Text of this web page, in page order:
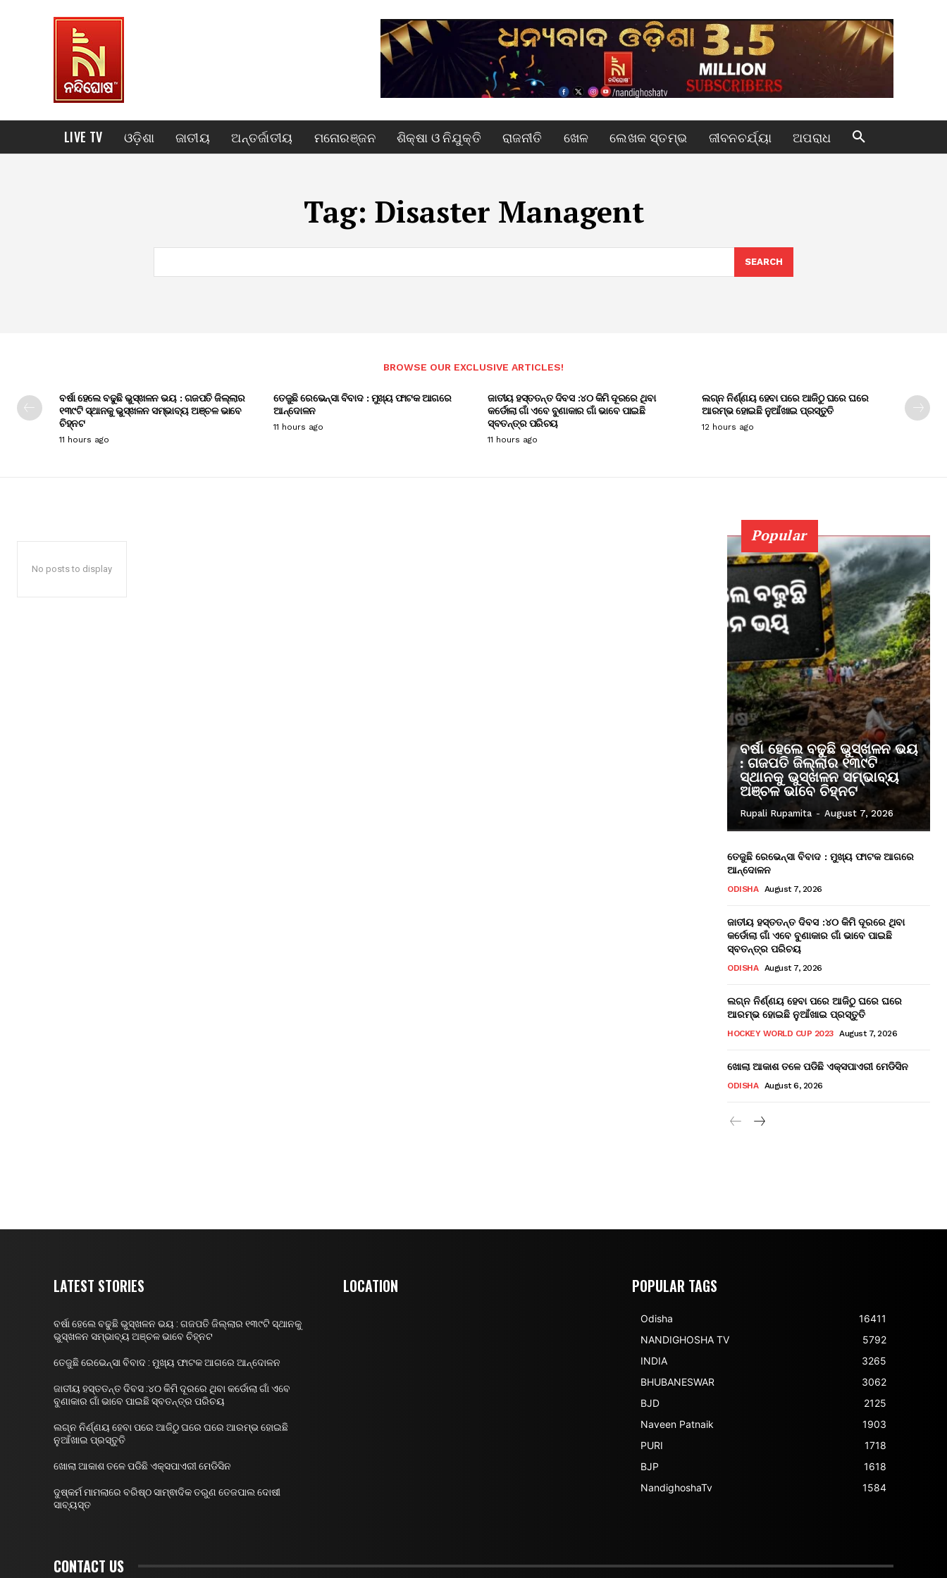
LIVE TV ଓଡ଼ିଶା ଜାତୀୟ ଅନ୍ତର୍ଜାତୀୟ ମନୋରଞ୍ଜନ ଶିକ୍ଷା ଓ ନିଯୁକ୍ତି ରାଜନୀତି ଖେଳ ଲେଖକ ସ୍ତମ୍ଭ ଜୀବନଚର୍ଯ୍ୟା ଅପରାଧ
Tag: Disaster Managent
SEARCH
BROWSE OUR EXCLUSIVE ARTICLES!
ବର୍ଷା ହେଲେ ବଢୁଛି ଭୁସ୍ଖଳନ ଭୟ : ଗଜପତି ଜିଲ୍ଲାର
୧୩୯ଟି ସ୍ଥାନକୁ ଭୁସ୍ଖଳନ ସମ୍ଭାବ୍ୟ ଅଞ୍ଚଳ ଭାବେ
ଚିହ୍ନଟ
11 hours ago
ତେଜୁଛି ରେଭେନ୍ସା ବିବାଦ : ମୁଖ୍ୟ ଫାଟକ ଆଗରେ
ଆନ୍ଦୋଳନ
11 hours ago
ଜାତୀୟ ହସ୍ତତନ୍ତ ଦିବସ :୪୦ କିମି ଦୂରରେ ଥିବା
କର୍ଡୋଲା ଗାଁ ଏବେ ବୁଣାକାର ଗାଁ ଭାବେ ପାଇଛି
ସ୍ବତନ୍ତ୍ର ପରିଚୟ
11 hours ago
ଲଗ୍ନ ନିର୍ଣ୍ଣୟ ହେବା ପରେ ଆଜିଠୁ ଘରେ ଘରେ
ଆରମ୍ଭ ହୋଇଛି ନୁଆଁଖାଇ ପ୍ରସ୍ତୁତି
12 hours ago
No posts to display
Popular
ବର୍ଷା ହେଲେ ବଢୁଛି ଭୁସ୍ଖଳନ ଭୟ
: ଗଜପତି ଜିଲ୍ଲାର ୧୩୯ଟି
ସ୍ଥାନକୁ ଭୁସ୍ଖଳନ ସମ୍ଭାବ୍ୟ
ଅଞ୍ଚଳ ଭାବେ ଚିହ୍ନଟ
Rupali Rupamita - August 7, 2026
ତେଜୁଛି ରେଭେନ୍ସା ବିବାଦ : ମୁଖ୍ୟ ଫାଟକ ଆଗରେ
ଆନ୍ଦୋଳନ
ODISHA August 7, 2026
ଜାତୀୟ ହସ୍ତତନ୍ତ ଦିବସ :୪୦ କିମି ଦୂରରେ ଥିବା
କର୍ଡୋଲା ଗାଁ ଏବେ ବୁଣାକାର ଗାଁ ଭାବେ ପାଇଛି
ସ୍ବତନ୍ତ୍ର ପରିଚୟ
ODISHA August 7, 2026
ଲଗ୍ନ ନିର୍ଣ୍ଣୟ ହେବା ପରେ ଆଜିଠୁ ଘରେ ଘରେ
ଆରମ୍ଭ ହୋଇଛି ନୁଆଁଖାଇ ପ୍ରସ୍ତୁତି
HOCKEY WORLD CUP 2023 August 7, 2026
ଖୋଲା ଆକାଶ ତଳେ ପଡିଛି ଏକ୍ସପାଏରୀ ମେଡିସିନ
ODISHA August 6, 2026
LATEST STORIES
ବର୍ଷା ହେଲେ ବଢୁଛି ଭୁସ୍ଖଳନ ଭୟ : ଗଜପତି ଜିଲ୍ଲାର ୧୩୯ଟି ସ୍ଥାନକୁ
ଭୁସ୍ଖଳନ ସମ୍ଭାବ୍ୟ ଅଞ୍ଚଳ ଭାବେ ଚିହ୍ନଟ
ତେଜୁଛି ରେଭେନ୍ସା ବିବାଦ : ମୁଖ୍ୟ ଫାଟକ ଆଗରେ ଆନ୍ଦୋଳନ
ଜାତୀୟ ହସ୍ତତନ୍ତ ଦିବସ :୪୦ କିମି ଦୂରରେ ଥିବା କର୍ଡୋଲା ଗାଁ ଏବେ
ବୁଣାକାର ଗାଁ ଭାବେ ପାଇଛି ସ୍ବତନ୍ତ୍ର ପରିଚୟ
ଲଗ୍ନ ନିର୍ଣ୍ଣୟ ହେବା ପରେ ଆଜିଠୁ ଘରେ ଘରେ ଆରମ୍ଭ ହୋଇଛି
ନୁଆଁଖାଇ ପ୍ରସ୍ତୁତି
ଖୋଲା ଆକାଶ ତଳେ ପଡିଛି ଏକ୍ସପାଏରୀ ମେଡିସିନ
ଦୁଷ୍କର୍ମ ମାମଲାରେ ବରିଷ୍ଠ ସାମ୍ଵାଦିକ ତରୁଣ ତେଜପାଲ ଦୋଷୀ
ସାବ୍ୟସ୍ତ
LOCATION POPULAR TAGS
Odisha
16411
NANDIGHOSHA TV
5792
INDIA
3265
BHUBANESWAR
3062
BJD
2125
Naveen Patnaik
1903
PURI
1718
BJP
1618
NandighoshaTv
1584
CONTACT US